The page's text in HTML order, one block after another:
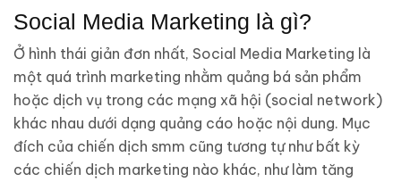
Social Media Marketing là gì?
Ở hình thái giản đơn nhất, Social Media Marketing là
một quá trình marketing nhằm quảng bá sản phẩm
hoặc dịch vụ trong các mạng xã hội (social network)
khác nhau dưới dạng quảng cáo hoặc nội dung. Mục
đích của chiến dịch smm cũng tương tự như bất kỳ
các chiến dịch marketing nào khác, như làm tăng